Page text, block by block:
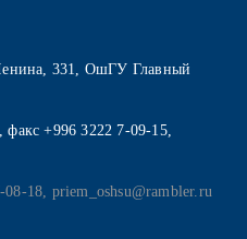
331, ОшГУ Главный
+996 3222 7-09-15,
18, priem_oshsu@rambler.ru